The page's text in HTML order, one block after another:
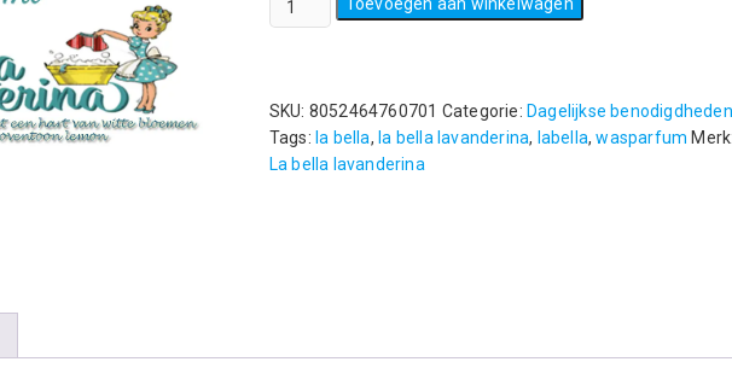
La
Cinderella
250ml
aantal
SKU: 8052464760701 Categorie: Dagelijkse benodigdheden
Tags: la bella, la bella lavanderina, labella,wasparfum
La bella lavanderina